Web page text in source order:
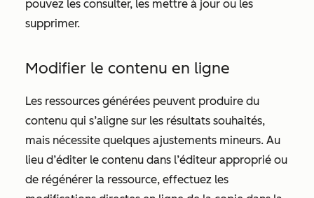
pouvez les consulter, les mettre à jour ou les
supprimer.
Modifier le contenu en ligne
Les ressources générées peuvent produire du
contenu qui s’aligne sur les résultats souhaités,
mais nécessite quelques ajustements mineurs. Au
lieu d’éditer le contenu dans l’éditeur approprié ou
de régénérer la ressource, effectuez les